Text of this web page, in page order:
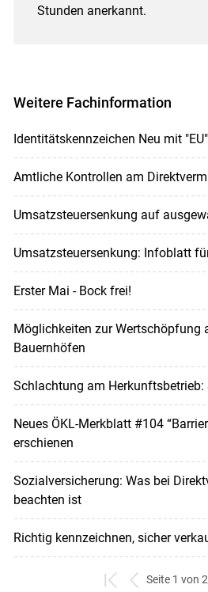
Stunden anerkannt.
Weitere Fachinformation
Identitätskennzeichen Neu mit "EU"
Amtliche Kontrollen am
Umsatzsteuersenkung auf
Umsatzsteuersenkung: Infoblatt
Erster Mai - Bock frei!
Möglichkeiten zur Wertschöpfung
Bauernhöfen
Schlachtung am
Neues ÖKL-Merkblatt #104
erschienen
Sozialversicherung: Was bei
beachten ist
Richtig kennzeichnen, sicher
zum
zurück
Seite 1 von 2